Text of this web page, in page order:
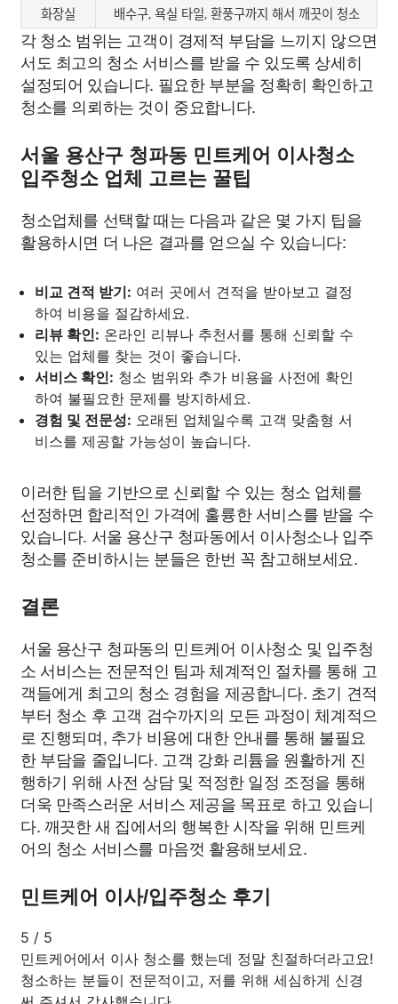
화장실 배수구, 욕실 타일, 환풍구까지 해서 깨끗이 청소
각 청소 범위는 고객이 경제적 부담을 느끼지 않으면
서도 최고의 청소 서비스를 받을 수 있도록 상세히
설정되어 있습니다. 필요한 부분을 정확히 확인하고
청소를 의뢰하는 것이 중요합니다.
서울 용산구 청파동 민트케어 이사청소
입주청소 업체 고르는 꿀팁
청소업체를 선택할 때는 다음과 같은 몇 가지 팁을
활용하시면 더 나은 결과를 얻으실 수 있습니다:
비교 견적 받기: 여러 곳에서 견적을 받아보고 결정
하여 비용을 절감하세요.
리뷰 확인: 온라인 리뷰나 추천서를 통해 신뢰할 수
있는 업체를 찾는 것이 좋습니다.
서비스 확인: 청소 범위와 추가 비용을 사전에 확인
하여 불필요한 문제를 방지하세요.
경험 및 전문성: 오래된 업체일수록 고객 맞춤형 서
비스를 제공할 가능성이 높습니다.
이러한 팁을 기반으로 신뢰할 수 있는 청소 업체를
선정하면 합리적인 가격에 훌륭한 서비스를 받을 수
있습니다. 서울 용산구 청파동에서 이사청소나 입주
청소를 준비하시는 분들은 한번 꼭 참고해보세요.
결론
서울 용산구 청파동의 민트케어 이사청소 및 입주청
소 서비스는 전문적인 팀과 체계적인 절차를 통해 고
객들에게 최고의 청소 경험을 제공합니다. 초기 견적
부터 청소 후 고객 검수까지의 모든 과정이 체계적으
로 진행되며, 추가 비용에 대한 안내를 통해 불필요
한 부담을 줄입니다. 고객 강화 리튬을 원활하게 진
행하기 위해 사전 상담 및 적정한 일정 조정을 통해
더욱 만족스러운 서비스 제공을 목표로 하고 있습니
다. 깨끗한 새 집에서의 행복한 시작을 위해 민트케
어의 청소 서비스를 마음껏 활용해보세요.
민트케어 이사/입주청소 후기
5 / 5
민트케어에서 이사 청소를 했는데 정말 친절하더라고요!
청소하는 분들이 전문적이고, 저를 위해 세심하게 신경